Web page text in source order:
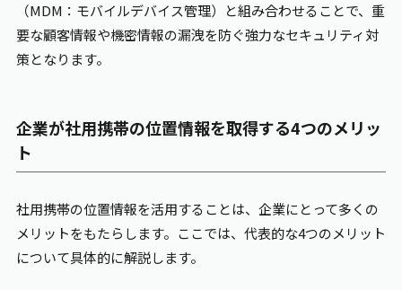
（MDM：モバイルデバイス管理）と組み合わせることで、重
要な顧客情報や機密情報の漏洩を防ぐ強力なセキュリティ対
策となります。
企業が社用携帯の位置情報を取得する4つのメリッ
ト
社用携帯の位置情報を活用することは、企業にとって多くの
メリットをもたらします。ここでは、代表的な4つのメリット
について具体的に解説します。